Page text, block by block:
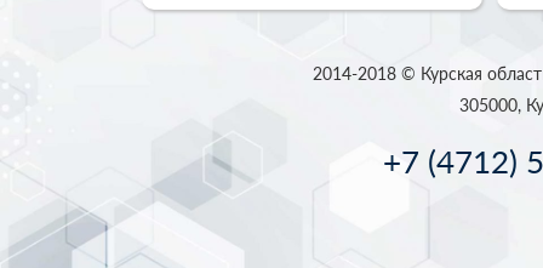
2014-2018 © Курская
305000,
+7 (4712)